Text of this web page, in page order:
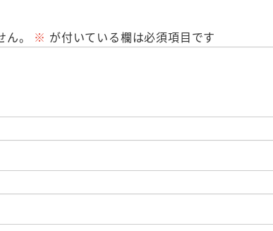
。 ※ が付いている欄は必須項目です